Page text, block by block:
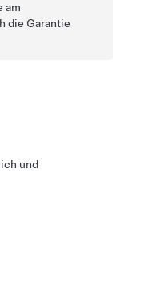
am
die Garantie
und